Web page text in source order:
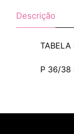
Descrição
TABELA
P 36/38